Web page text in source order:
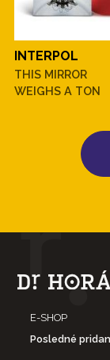
INTERPOL
THIS MIRROR
WEIGHS A TON
E-SHOP
Posledné